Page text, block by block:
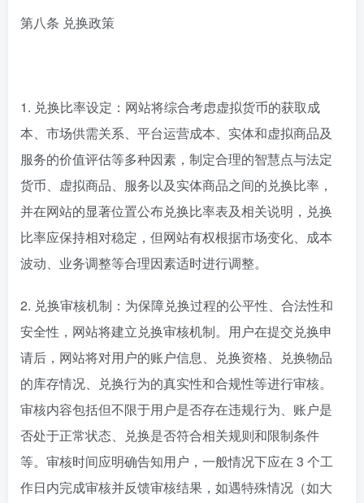
第八条 兑换政策
1. 兑换比率设定：网站将综合考虑虚拟货币的获取成
本、市场供需关系、平台运营成本、实体和虚拟商品及
服务的价值评估等多种因素，制定合理的智慧点与法定
货币、虚拟商品、服务以及实体商品之间的兑换比率，
并在网站的显著位置公布兑换比率表及相关说明，兑换
比率应保持相对稳定，但网站有权根据市场变化、成本
波动、业务调整等合理因素适时进行调整。
2. 兑换审核机制：为保障兑换过程的公平性、合法性和
安全性，网站将建立兑换审核机制。用户在提交兑换申
请后，网站将对用户的账户信息、兑换资格、兑换物品
的库存情况、兑换行为的真实性和合规性等进行审核。
审核内容包括但不限于用户是否存在违规行为、账户是
否处于正常状态、兑换是否符合相关规则和限制条件
等。审核时间应明确告知用户，一般情况下应在 3 个工
作日内完成审核并反馈审核结果，如遇特殊情况（如大